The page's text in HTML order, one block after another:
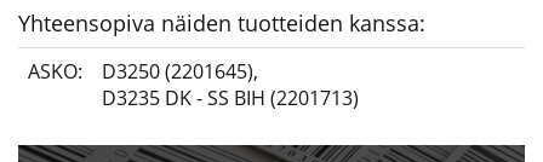
Yhteensopiva näiden tuotteiden kanssa:
ASKO: D3250 (2201645),
D3235 DK - SS BIH (2201713)